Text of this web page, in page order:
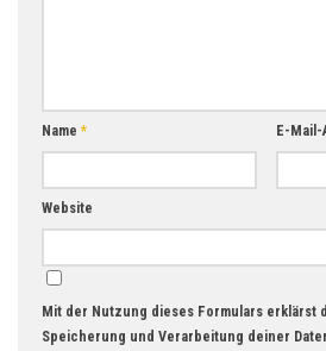
Name* E-
Website
Mit der Nutzung dieses Formulars erklärst
Speicherung und Verarbeitung deiner